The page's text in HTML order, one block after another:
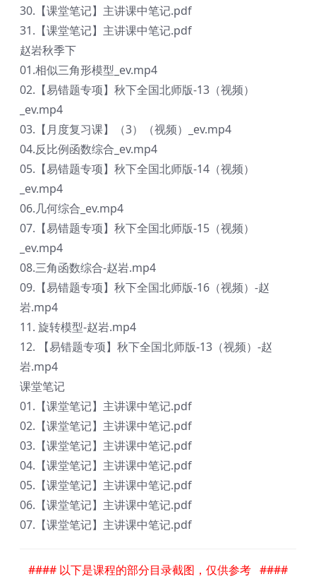
30.【课堂笔记】主讲课中笔记.pdf
31.【课堂笔记】主讲课中笔记.pdf
赵岩秋季下
01.相似三角形模型_ev.mp4
02.【易错题专项】秋下全国北师版-13（视频）
_ev.mp4
03.【月度复习课】（3）（视频）_ev.mp4
04.反比例函数综合_ev.mp4
05.【易错题专项】秋下全国北师版-14（视频）
_ev.mp4
06.几何综合_ev.mp4
07.【易错题专项】秋下全国北师版-15（视频）
_ev.mp4
08.三角函数综合-赵岩.mp4
09.【易错题专项】秋下全国北师版-16（视频）-赵
岩.mp4
11. 旋转模型-赵岩.mp4
12. 【易错题专项】秋下全国北师版-13（视频）-赵
岩.mp4
课堂笔记
01.【课堂笔记】主讲课中笔记.pdf
02.【课堂笔记】主讲课中笔记.pdf
03.【课堂笔记】主讲课中笔记.pdf
04.【课堂笔记】主讲课中笔记.pdf
05.【课堂笔记】主讲课中笔记.pdf
06.【课堂笔记】主讲课中笔记.pdf
07.【课堂笔记】主讲课中笔记.pdf
#### 以下是课程的部分目录截图，仅供参考 ####